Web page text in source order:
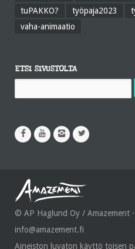
tuPAKKO?
työpaja2023
vaha-animaatio
ETSI SIVUSTOLTA
© AP Haglund Oy / Amazement
info@amazement.fi
Aineiston luvaton käyttö toisen